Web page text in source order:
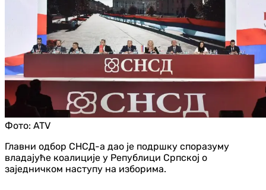
Фото: ATV
Главни одбор СНСД-а дао је подршку споразуму
владајуће коалиције у Републици Српској о
заједничком наступу на изборима.